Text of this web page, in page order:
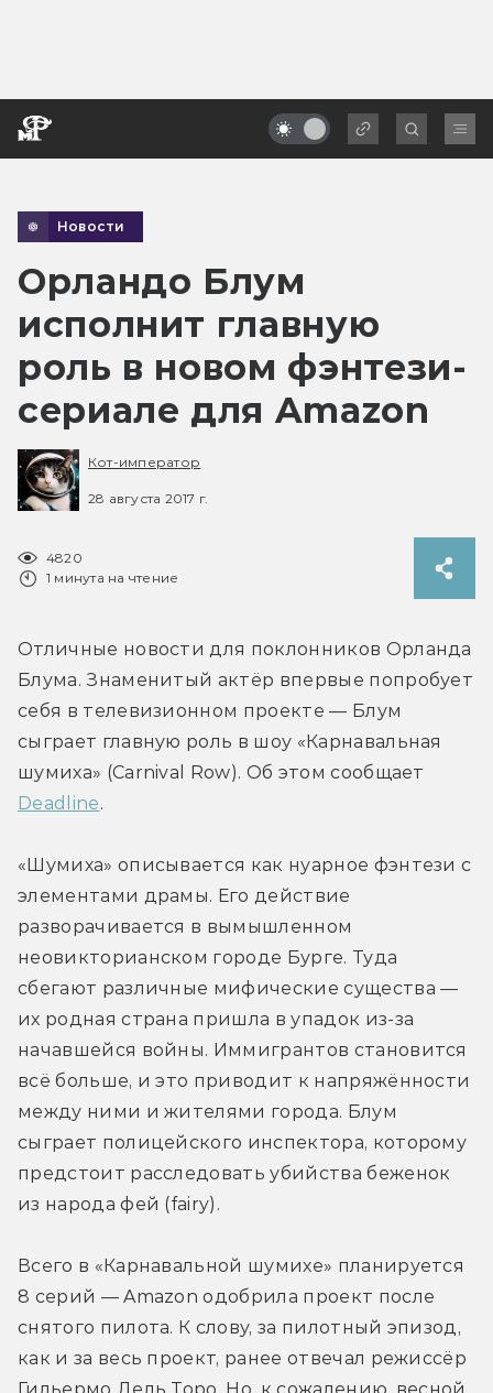
Новости
Орландо Блум
исполнит главную
роль в новом фэнтези-
сериале для Amazon
Кот-император
28 августа 2017 г.
4820
1 минута на чтение
Отличные новости для поклонников Орланда
Блума. Знаменитый актёр впервые попробует
себя в телевизионном проекте — Блум
сыграет главную роль в шоу «Карнавальная
Deadline.
«Шумиха» описывается как нуарное фэнтези с
элементами драмы. Его действие
разворачивается в вымышленном
неовикторианском городе Бурге. Туда
сбегают различные мифические существа —
их родная страна пришла в упадок из-за
начавшейся войны. Иммигрантов становится
всё больше, и это приводит к напряжённости
между ними и жителями города. Блум
сыграет полицейского инспектора, которому
предстоит расследовать убийства беженок
из народа фей (fairy).
Всего в «Карнавальной шумихе» планируется
8 серий — Amazon одобрила проект после
снятого пилота. К слову, за пилотный эпизод,
как и за весь проект, ранее отвечал режиссёр
Гильермо Дель Торо. Но, к сожалению, весной